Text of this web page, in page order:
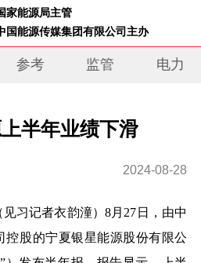
家能源局主管
国能源传媒集团有限公司主办
参考 监管 电力
半年业绩下滑
2024-08-28
见习记者衣韵潼）8月27 日， 由中
控股的宁夏银星能源股份有限公